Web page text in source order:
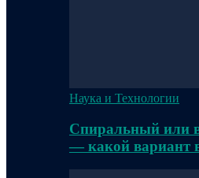
Наука и Технологии
Спиральный или
— какой вариант